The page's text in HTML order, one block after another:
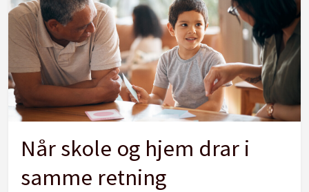
Når skole og hjem drar i
samme retning